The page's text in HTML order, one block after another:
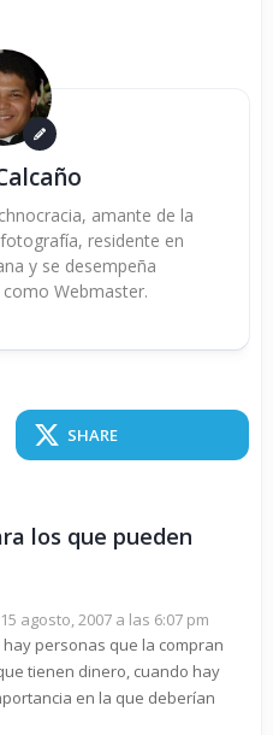
amante de la
residente en
y se desempeña
Webmaster.
SHARE
los que pueden
15 agosto, 2007 a las 6:07 pm
personas que la compran
tienen dinero, cuando hay
en la que deberían